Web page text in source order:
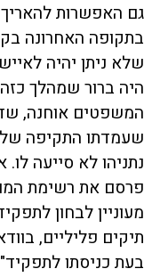
גם האפשרות
בתקופה האחרונה
שלא ניתן יהיה
היה ברור שמהלך
המשפטים אוחנה,
שעמדתו התקיפה
נתניהו לא סייעה
פרסם את רשימת
מעוניין לבחון
תיקים פליליים,
בעת כניסתו